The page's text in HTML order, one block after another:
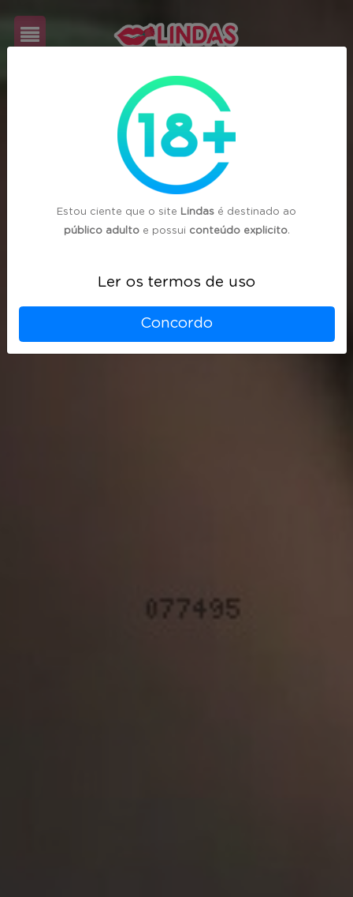
Estou ciente que o site Lindas é destinado ao
público adultoe possui conteúdo explicito.
Ler os termos de uso
Concordo